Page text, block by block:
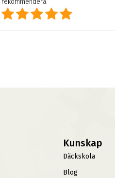
rekommendera.
Kunskap
Däckskola
Blog